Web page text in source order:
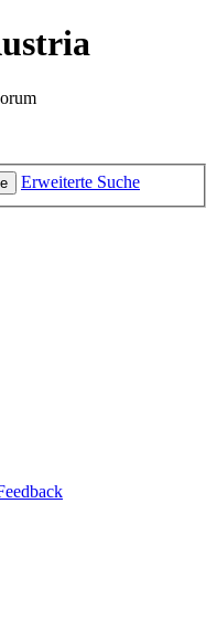
Erweiterte Suche